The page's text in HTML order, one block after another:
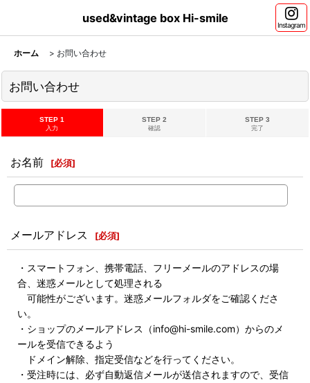
used&vintage box Hi-smile
Instagram
ホーム > お問い合わせ
お問い合わせ
STEP 1
入力
STEP 2
確認
STEP 3
完了
お名前 [必須]
メールアドレス [必須]
・スマートフォン、携帯電話、フリーメールのアドレスの場
合、迷惑メールとして処理される
可能性がございます。迷惑メールフォルダをご確認くださ
い。
・ショップのメールアドレス（info@hi-smile.com）からのメ
ールを受信できるよう
ドメイン解除、指定受信などを行ってください。
・受注時には、必ず自動返信メールが送信されますので、受信